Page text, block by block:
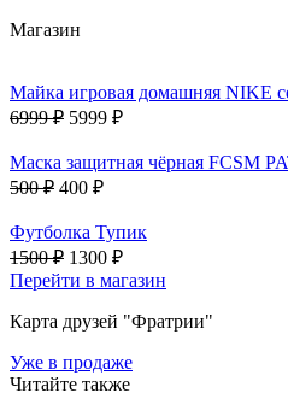
Магазин
Майка игровая домашняя NIKE
6999 ₽ 5999 ₽
Маска защитная чёрная FCSM
500 ₽ 400 ₽
Футболка Тупик
1500 ₽ 1300 ₽
Перейти в магазин
Карта друзей "Фратрии"
Уже в продаже
Читайте также